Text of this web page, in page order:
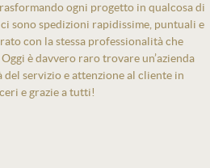
ogni progetto in qualcosa di
sono spedizioni rapidissime, puntuali e
con la stessa professionalità che
è davvero raro trovare un’azienda
del servizio e attenzione al cliente in
e grazie a tutti!